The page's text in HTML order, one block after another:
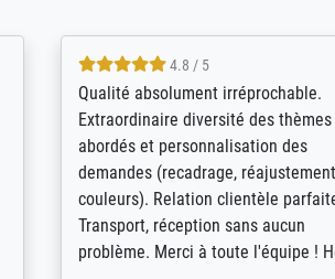
5 / 5
Wow....ich bin sehr über die Qualität
erstaunt. Diese Drucke haben
Erwartungen übertroffen.
der Ablauf der Bestellung. Grosses
Kompliment.